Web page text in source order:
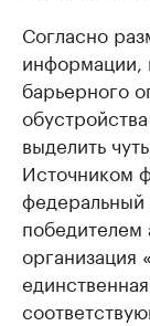
Согласно
информации,
барьерного
выделить
Источником
федеральный
победителем
организация